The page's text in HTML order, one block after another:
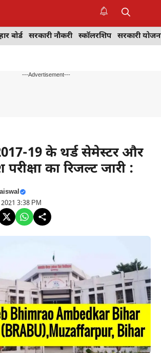
बोर्ड सरकारी नौकरी स्कॉलरशिप सरकारी
---Advertisement---
19 के थर्ड सेमेस्टर और
का रिजल्ट जारी :
3:38 PM